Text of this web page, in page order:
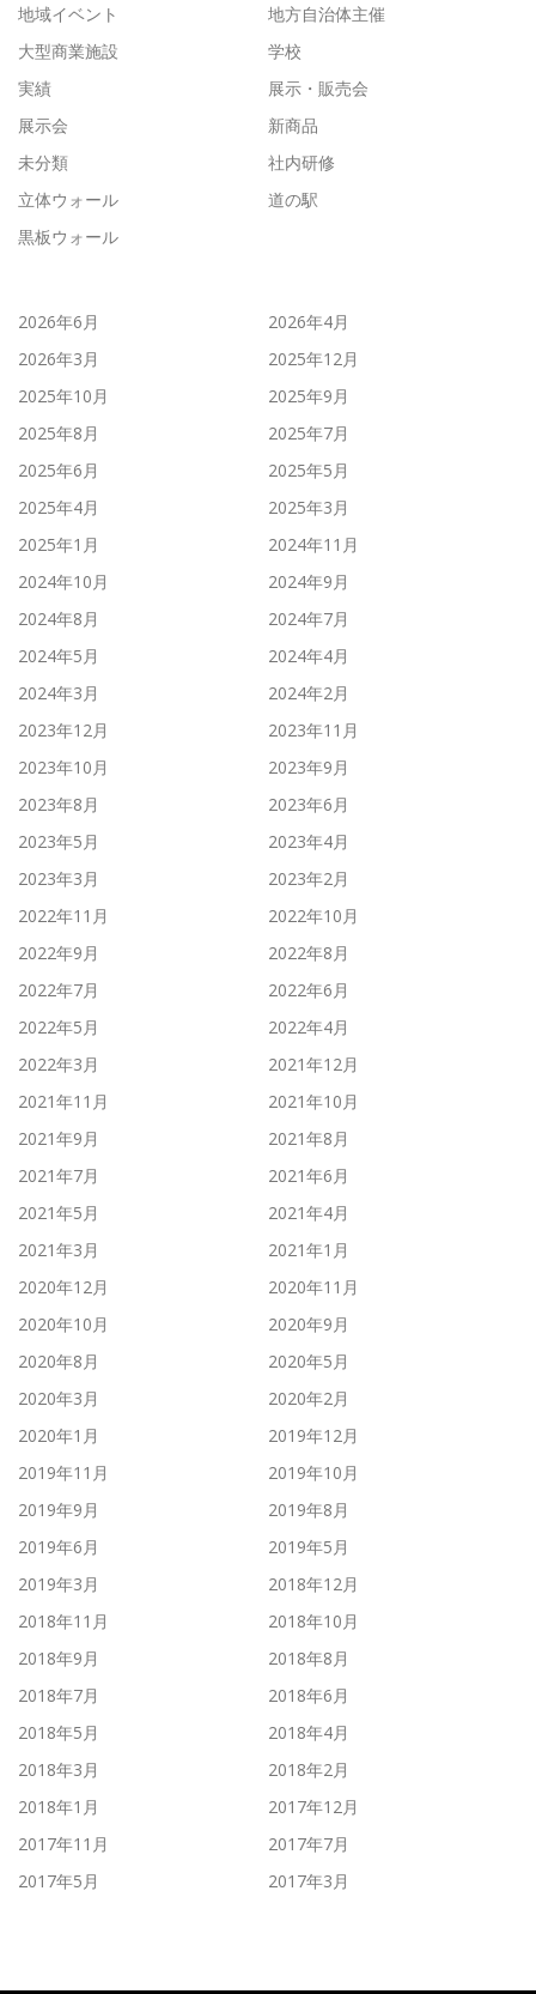
地域イベント
地方自治体主催
大型商業施設
学校
実績
展示・販売会
展示会
新商品
未分類
社内研修
立体ウォール
道の駅
黒板ウォール
2026年6月
2026年4月
2026年3月
2025年12月
2025年10月
2025年9月
2025年8月
2025年7月
2025年6月
2025年5月
2025年4月
2025年3月
2025年1月
2024年11月
2024年10月
2024年9月
2024年8月
2024年7月
2024年5月
2024年4月
2024年3月
2024年2月
2023年12月
2023年11月
2023年10月
2023年9月
2023年8月
2023年6月
2023年5月
2023年4月
2023年3月
2023年2月
2022年11月
2022年10月
2022年9月
2022年8月
2022年7月
2022年6月
2022年5月
2022年4月
2022年3月
2021年12月
2021年11月
2021年10月
2021年9月
2021年8月
2021年7月
2021年6月
2021年5月
2021年4月
2021年3月
2021年1月
2020年12月
2020年11月
2020年10月
2020年9月
2020年8月
2020年5月
2020年3月
2020年2月
2020年1月
2019年12月
2019年11月
2019年10月
2019年9月
2019年8月
2019年6月
2019年5月
2019年3月
2018年12月
2018年11月
2018年10月
2018年9月
2018年8月
2018年7月
2018年6月
2018年5月
2018年4月
2018年3月
2018年2月
2018年1月
2017年12月
2017年11月
2017年7月
2017年5月
2017年3月